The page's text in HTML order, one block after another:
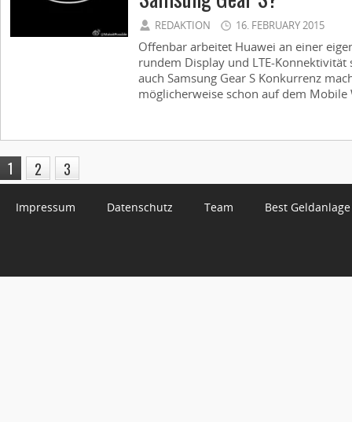
REDAKTION 16. FEBRUARY 2015
Offenbar arbeitet Huawei an einer
rundem Display und LTE-
auch Samsung Gear S Konkurrenz
möglicherweise schon auf dem Mobile
1 2 3
Impressum Datenschutz Team Best Geldanlage